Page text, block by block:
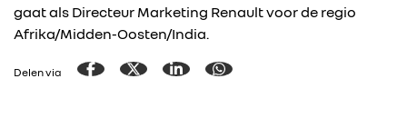
gaat als Directeur Marketing Renault voor de regio
Afrika/Midden-Oosten/India.
Delen via